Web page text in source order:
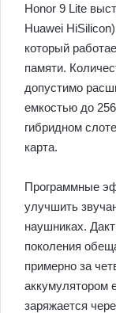
Honor 9 Lite
Huawei
который
памяти.
допустимо
емкостью до
гибридном
карта.
Программные
улучшить
наушниках.
поколения
примерно за
аккумулятором
заряжается